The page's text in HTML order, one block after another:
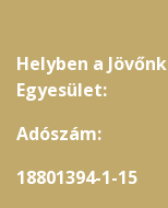
Helyben a Jövőnk
Egyesület:
Adószám:
18801394-1-15